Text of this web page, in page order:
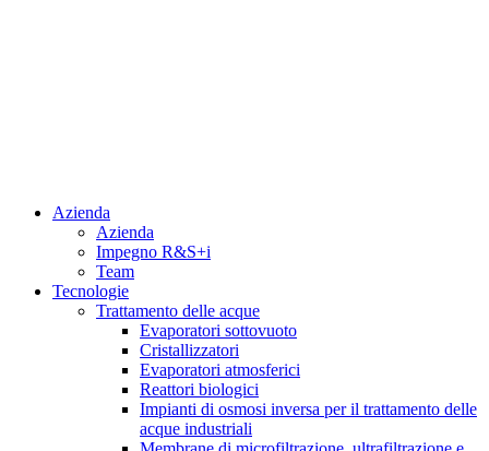
Azienda
Azienda
Impegno R&S+i
Team
Tecnologie
Trattamento delle acque
Evaporatori sottovuoto
Cristallizzatori
Evaporatori atmosferici
Reattori biologici
Impianti di osmosi inversa per il trattamento delle
acque industriali